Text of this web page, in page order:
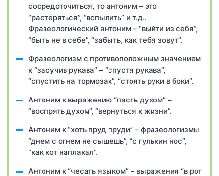
сосредоточиться, то антоним – это
“растеряться”, “вспылить” и т.д..
Фразеологический антоним – “выйти из себя”,
“быть не в себе”, “забыть, как тебя зовут”.
Фразеологизм с противоположным значением
к “засучив рукава” – “спустя рукава”,
“спустить на тормозах”, “стоять руки в боки”.
Антоним к выражению “пасть духом” –
“воспрять духом”, “вернуться к жизни”.
Антоним к “хоть пруд пруди” – фразеологизмы
“днем с огнем не сыщешь”, “с гулькин нос”,
“как кот наплакал”.
Антоним к “чесать языком” – выражения “в рот